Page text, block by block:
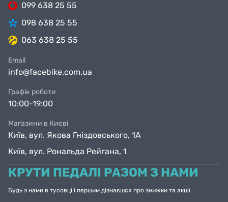
099 638 25 55
098 638 25 55
063 638 25 55
Email
info@facebike.com.ua
Графік роботи
10:00-19:00
Магазини в Києві
Київ, вул. Якова Гніздовського, 1А
Київ, вул. Рональда Рейгана, 1
КРУТИ ПЕДАЛІ РАЗОМ З НАМИ
Будь з нами в тусовці і першим дізнаєшся про знижки та акції